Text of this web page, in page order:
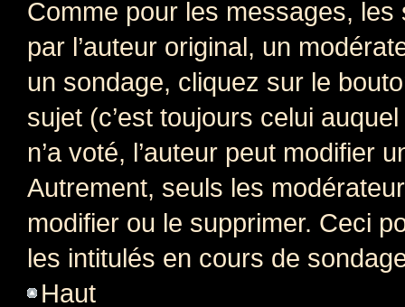
Comme pour les messages,
par l’auteur original, un
un sondage, cliquez sur le
sujet (c’est toujours celui
n’a voté, l’auteur peut modifier
Autrement, seuls les
modifier ou le supprimer. Ceci
les intitulés en cours de
Haut